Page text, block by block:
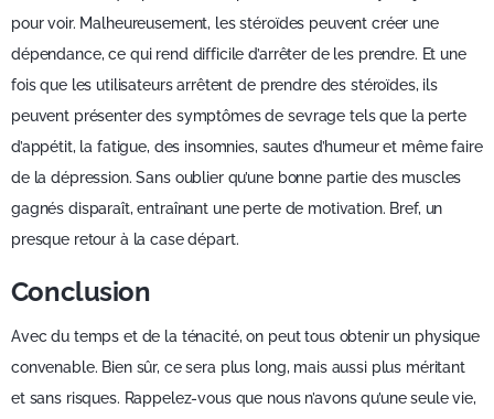
pour voir. Malheureusement, les stéroïdes peuvent créer une
dépendance, ce qui rend difficile d’arrêter de les prendre. Et une
fois que les utilisateurs arrêtent de prendre des stéroïdes, ils
peuvent présenter des symptômes de sevrage tels que la perte
d’appétit, la fatigue, des insomnies, sautes d’humeur et même faire
de la dépression. Sans oublier qu’une bonne partie des muscles
gagnés disparaît, entraînant une perte de motivation. Bref, un
presque retour à la case départ.
Conclusion
Avec du temps et de la ténacité, on peut tous obtenir un physique
convenable. Bien sûr, ce sera plus long, mais aussi plus méritant
et sans risques. Rappelez-vous que nous n’avons qu’une seule vie,